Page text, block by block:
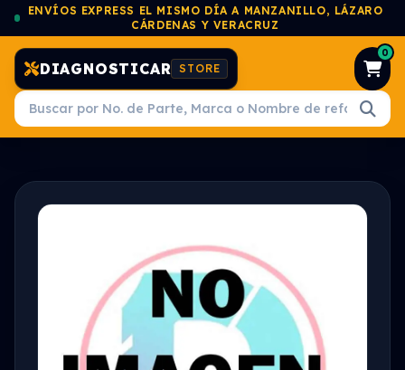
ENVÍOS EXPRESS EL MISMO DÍA A MANZANILLO, LÁZARO
CÁRDENAS Y VERACRUZ
DIAGNOSTICAR STORE
0